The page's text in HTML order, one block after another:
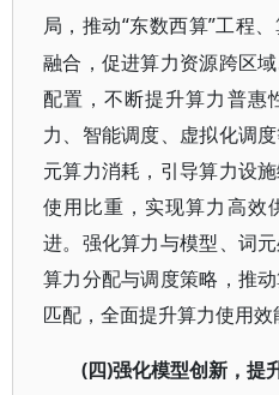
局，推动“东数西算”工程
融合，促进算力资源跨区
配置，不断提升算力普惠
力、智能调度、虚拟化调
元算力消耗，引导算力设
使用比重，实现算力高效
进。强化算力与模型、词
算力分配与调度策略，推
匹配，全面提升算力使用效
(四)强化模型创新，提